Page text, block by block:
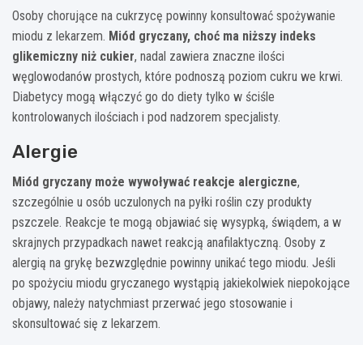
Osoby chorujące na cukrzycę powinny konsultować spożywanie
miodu z lekarzem. Miód gryczany, choć ma niższy indeks
glikemiczny niż cukier, nadal zawiera znaczne ilości
węglowodanów prostych, które podnoszą poziom cukru we krwi.
Diabetycy mogą włączyć go do diety tylko w ściśle
kontrolowanych ilościach i pod nadzorem specjalisty.
Alergie
Miód gryczany może wywoływać reakcje alergiczne,
szczególnie u osób uczulonych na pyłki roślin czy produkty
pszczele. Reakcje te mogą objawiać się wysypką, świądem, a w
skrajnych przypadkach nawet reakcją anafilaktyczną. Osoby z
alergią na grykę bezwzględnie powinny unikać tego miodu. Jeśli
po spożyciu miodu gryczanego wystąpią jakiekolwiek niepokojące
objawy, należy natychmiast przerwać jego stosowanie i
skonsultować się z lekarzem.